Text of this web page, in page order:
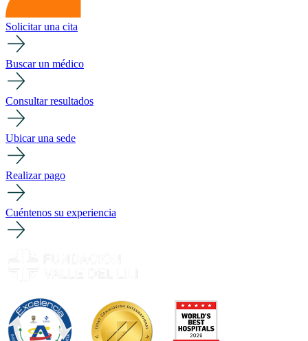
Solicitar una cita
Buscar un médico
Consultar resultados
Ubicar una sede
Realizar pago
Cuéntenos su experiencia